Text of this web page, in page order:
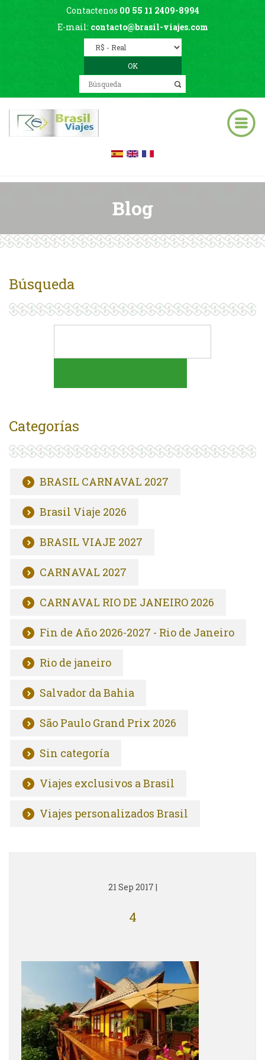
Contactenos 00 55 11 2409-8994
E-mail: contacto@brasil-viajes.com
Blog
Búsqueda
Categorías
BRASIL CARNAVAL 2027
Brasil Viaje 2026
BRASIL VIAJE 2027
CARNAVAL 2027
CARNAVAL RIO DE JANEIRO 2026
Fin de Año 2026-2027 - Rio de Janeiro
Rio de janeiro
Salvador da Bahia
São Paulo Grand Prix 2026
Sin categoría
Viajes exclusivos a Brasil
Viajes personalizados Brasil
21 Sep 2017 |
4